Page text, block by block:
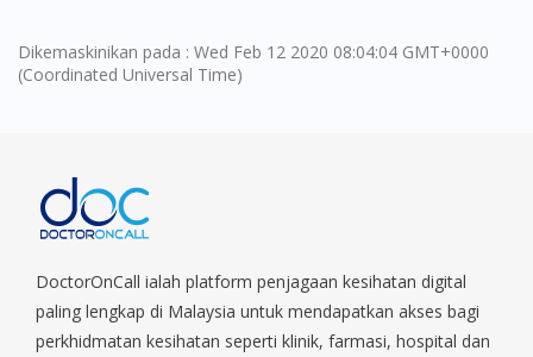
Dikemaskinikan pada : Wed Feb 12 2020 08:04:04 GMT+0000
(Coordinated Universal Time)
DoctorOnCall ialah platform penjagaan kesihatan digital
paling lengkap di Malaysia untuk mendapatkan akses bagi
perkhidmatan kesihatan seperti klinik, farmasi, hospital dan